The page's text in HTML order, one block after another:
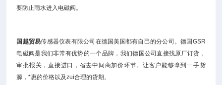
要防止雨水进入电磁阀。
国越贸易传感器仪表有限公司在德国美国都有自己的分公司。德国GSR
电磁阀是我们非常有优势的一个品牌，我们德国公司直接找原厂订货，
审批报关，直接进口，省去中间商加价环节。让客户能够拿到一手货
源，*惠的价格以及zui合理的货期。